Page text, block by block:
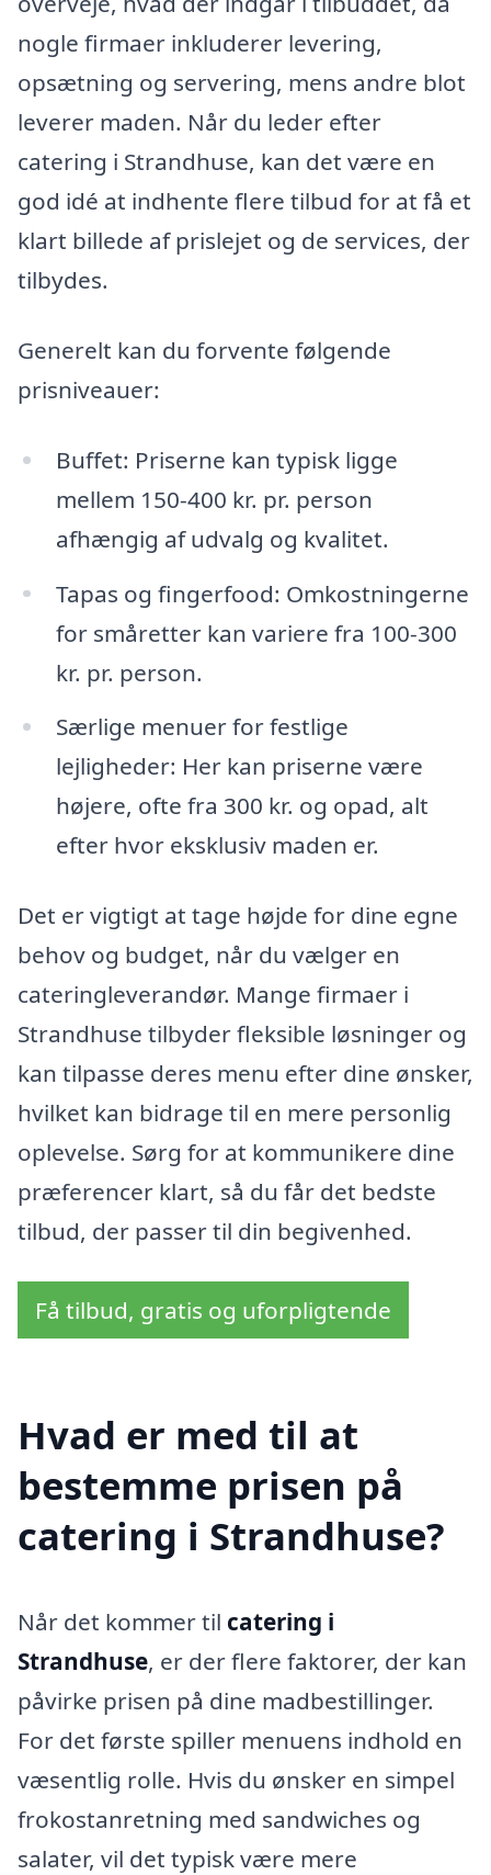
nogle firmaer inkluderer levering,
opsætning og servering, mens andre blot
leverer maden. Når du leder efter
catering i Strandhuse, kan det være en
god idé at indhente flere tilbud for at få et
klart billede af prislejet og de services, der
tilbydes.
Generelt kan du forvente følgende
prisniveauer:
Buffet: Priserne kan typisk ligge
mellem 150-400 kr. pr. person
afhængig af udvalg og kvalitet.
Tapas og fingerfood: Omkostningerne
for småretter kan variere fra 100-300
kr. pr. person.
Særlige menuer for festlige
lejligheder: Her kan priserne være
højere, ofte fra 300 kr. og opad, alt
efter hvor eksklusiv maden er.
Det er vigtigt at tage højde for dine egne
behov og budget, når du vælger en
cateringleverandør. Mange firmaer i
Strandhuse tilbyder fleksible løsninger og
kan tilpasse deres menu efter dine ønsker,
hvilket kan bidrage til en mere personlig
oplevelse. Sørg for at kommunikere dine
præferencer klart, så du får det bedste
tilbud, der passer til din begivenhed.
Få tilbud, gratis og uforpligtende
Hvad er med til at
bestemme prisen på
catering i Strandhuse?
Når det kommer til catering i
Strandhuse, er der flere faktorer, der kan
påvirke prisen på dine madbestillinger.
For det første spiller menuens indhold en
væsentlig rolle. Hvis du ønsker en simpel
frokostanretning med sandwiches og
salater, vil det typisk være mere